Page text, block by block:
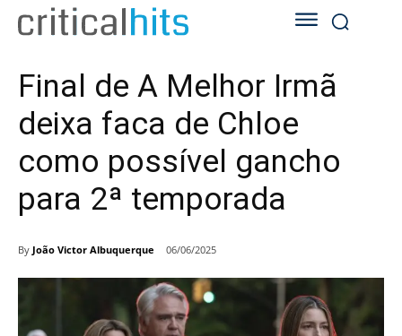
Final de A Melhor Irmã
deixa faca de Chloe
como possível gancho
para 2ª temporada
By João Victor Albuquerque 06/06/2025